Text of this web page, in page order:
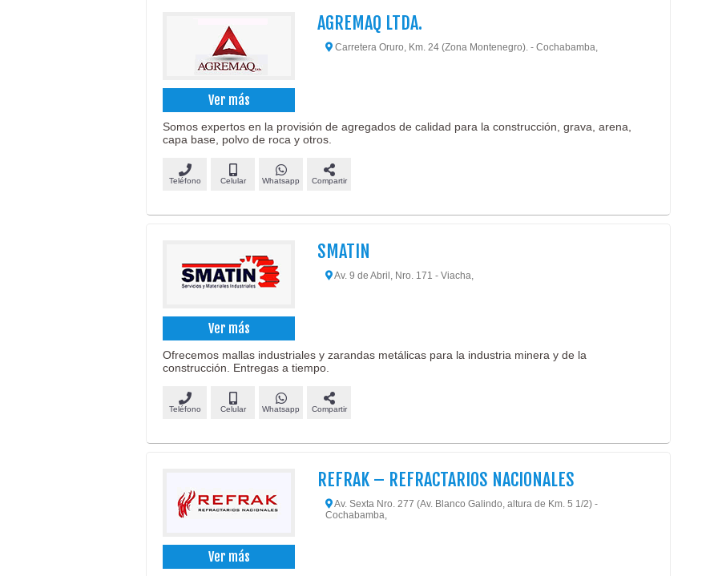
Ver más
AGREMAQ LTDA.
Carretera Oruro, Km. 24 (Zona Montenegro). - Cochabamba,
Somos expertos en la provisión de agregados de calidad para la construcción, grava, arena,
capa base, polvo de roca y otros.
Teléfono Celular Whatsapp Compartir
Ver más
SMATIN
Av. 9 de Abril, Nro. 171 - Viacha,
Ofrecemos mallas industriales y zarandas metálicas para la industria minera y de la
construcción. Entregas a tiempo.
Teléfono Celular Whatsapp Compartir
Ver más
REFRAK – REFRACTARIOS NACIONALES
Av. Sexta Nro. 277 (Av. Blanco Galindo, altura de Km. 5 1/2) -
Cochabamba,